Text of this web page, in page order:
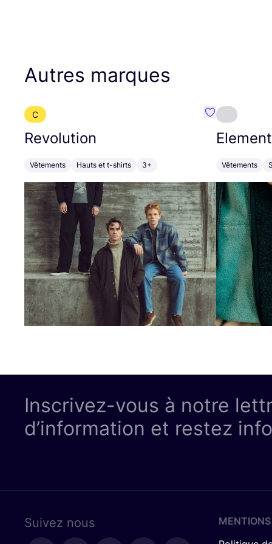
Autres marques
C
Revolution
Vêtements Hauts et t-shirts 3+
Préféré {nom}
Element
Vêtements
Inscrivez-vous à notre
d’information et restez
Suivez nous